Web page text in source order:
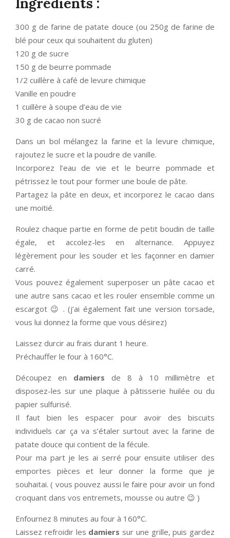
300 g de farine de patate douce (ou 250g de farine de
blé pour ceux qui souhaitent du gluten)
120 g de sucre
150 g de beurre pommade
1/2 cuillère à café de levure chimique
Vanille en poudre
1 cuillère à soupe d’eau de vie
30 g de cacao non sucré
Dans un bol mélangez la farine et la levure chimique,
rajoutez le sucre et la poudre de vanille.
Incorporez l’eau de vie et le beurre pommade et
pétrissez le tout pour former une boule de pâte.
Partagez la pâte en deux, et incorporez le cacao dans
une moitié.
Roulez chaque partie en forme de petit boudin de taille
égale, et accolez-les en alternance. Appuyez
légèrement pour les souder et les façonner en damier
carré.
Vous pouvez également superposer un pâte cacao et
une autre sans cacao et les rouler ensemble comme un
escargot 😉 . (j’ai également fait une version torsade,
vous lui donnez la forme que vous désirez)
Laissez durcir au frais durant 1 heure.
Préchauffer le four à 160°C.
Découpez en damiers de 8 à 10 millimètre et
disposez-les sur une plaque à pâtisserie huilée ou du
papier sulfurisé.
Il faut bien les espacer pour avoir des biscuits
individuels car ça va s’étaler surtout avec la farine de
patate douce qui contient de la fécule.
Pour ma part je les ai serré pour ensuite utiliser des
emportes pièces et leur donner la forme que je
souhaitai. ( vous pouvez aussi le faire pour avoir un fond
croquant dans vos entremets, mousse ou autre 😉 )
Enfournez 8 minutes au four à 160°C.
Laissez refroidir les damiers sur une grille, puis gardez